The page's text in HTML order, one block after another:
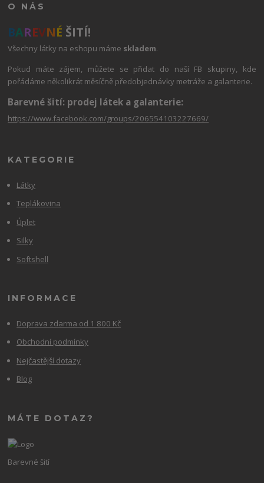
O NÁS
BAREVNÉ ŠITÍ!
Všechny látky na eshopu máme skladem.
Pokud máte zájem, můžete se přidat do naší FB skupiny, kde
pořádáme několikrát měsíčně předobjednávky metráže a galanterie.
Barevné šití: prodej látek a galanterie:
https://www.facebook.com/groups/206554103227669/
KATEGORIE
Látky
Teplákovina
Úplet
Silky
Softshell
INFORMACE
Doprava zdarma od 1 800 Kč
Obchodní podmínky
Nejčastější dotazy
Blog
MÁTE DOTAZ?
Barevné šití